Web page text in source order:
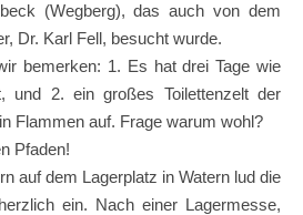
(Wegberg), das auch von dem
Dr. Karl Fell, besucht wurde.
bemerken: 1. Es hat drei Tage wie
und 2. ein großes Toilettenzelt der
Flammen auf. Frage warum wohl?
Pfaden!
auf dem Lagerplatz in Watern lud die
ein. Nach einer Lagermesse,